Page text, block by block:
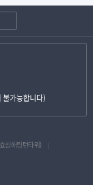
가능합니다)
성해링턴타워)